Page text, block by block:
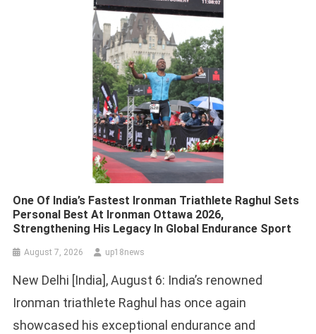
One Of India’s Fastest Ironman Triathlete Raghul Sets
Personal Best At Ironman Ottawa 2026,
Strengthening His Legacy In Global Endurance Sport
August 7, 2026 up18news
New Delhi [India], August 6: India’s renowned
Ironman triathlete Raghul has once again
showcased his exceptional endurance and